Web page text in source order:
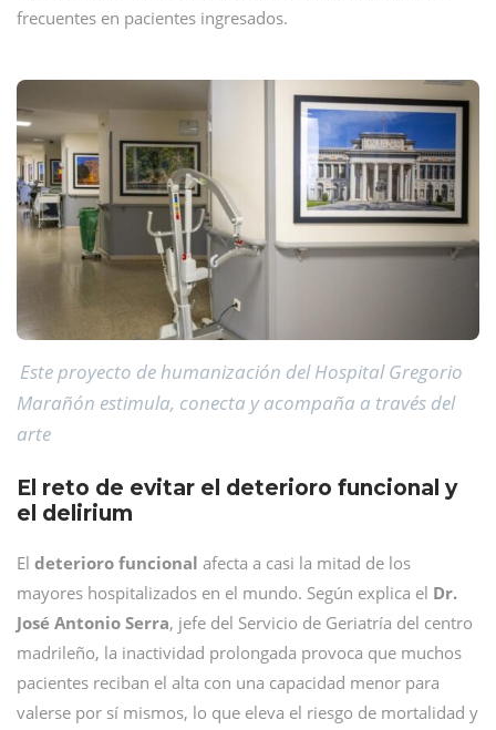
frecuentes en pacientes ingresados.
Este proyecto de humanización del Hospital Gregorio
Marañón estimula, conecta y acompaña a través del
arte
El reto de evitar el deterioro funcional y
el delirium
El deterioro funcional afecta a casi la mitad de los
mayores hospitalizados en el mundo. Según explica el Dr.
José Antonio Serra, jefe del Servicio de Geriatría del centro
madrileño, la inactividad prolongada provoca que muchos
pacientes reciban el alta con una capacidad menor para
valerse por sí mismos, lo que eleva el riesgo de mortalidad y